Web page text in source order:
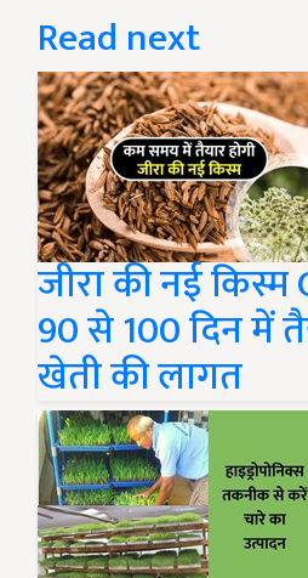
Read next
जीरा की नई किस्म
90 से 100 दिन में
खेती की लागत